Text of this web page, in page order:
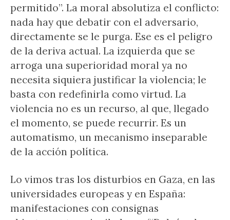
permitido”. La moral absolutiza el conflicto:
nada hay que debatir con el adversario,
directamente se le purga. Ese es el peligro
de la deriva actual. La izquierda que se
arroga una superioridad moral ya no
necesita siquiera justificar la violencia; le
basta con redefinirla como virtud. La
violencia no es un recurso, al que, llegado
el momento, se puede recurrir. Es un
automatismo, un mecanismo inseparable
de la acción política.
Lo vimos tras los disturbios en Gaza, en las
universidades europeas y en España:
manifestaciones con consignas